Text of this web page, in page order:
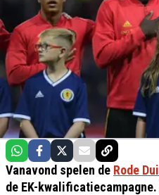
Vanavond spelen de Rode
de EK-kwalificatiecampagne.